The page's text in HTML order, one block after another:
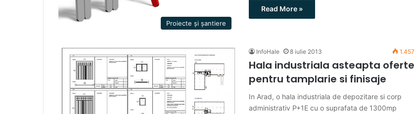
Proiecte și șantiere
Read More »
InfoHale 8 iulie 2013 1.457
Hala industriala asteapta oferte
pentru tamplarie si finisaje
In Arad, o hala industriala de depozitare si corp
administrativ P+1E cu o suprafata de 1300mp